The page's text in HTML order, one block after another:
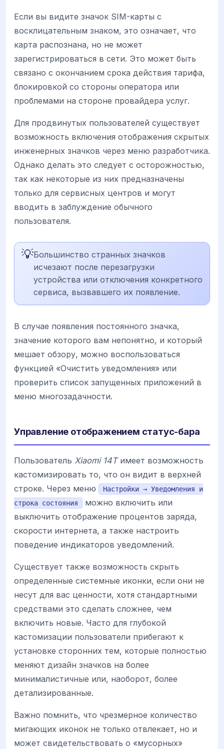
Если вы видите значок SIM-карты с
восклицательным знаком, это означает, что
карта распознана, но не может
зарегистрироваться в сети. Это может быть
связано с окончанием срока действия тарифа,
блокировкой со стороны оператора или
проблемами на стороне провайдера услуг.
Для продвинутых пользователей существует
возможность включения отображения скрытых
инженерных значков через меню разработчика.
Однако делать это следует с осторожностью,
так как некоторые из них предназначены
только для сервисных центров и могут
вводить в заблуждение обычного
пользователя.
💡Большинство странных значков
исчезают после перезагрузки
устройства или отключения конкретного
сервиса, вызвавшего их появление.
В случае появления постоянного значка,
значение которого вам непонятно, и который
мешает обзору, можно воспользоваться
функцией «Очистить уведомления» или
проверить список запущенных приложений в
меню многозадачности.
Управление отображением статус-бара
Пользователь Xiaomi 14Tимеет возможность
кастомизировать то, что он видит в верхней
строке. Через меню
Настройки → Уведомления и
строка состояния
можно включить или
выключить отображение процентов заряда,
скорости интернета, а также настроить
поведение индикаторов уведомлений.
Существует также возможность скрыть
определенные системные иконки, если они не
несут для вас ценности, хотя стандартными
средствами это сделать сложнее, чем
включить новые. Часто для глубокой
кастомизации пользователи прибегают к
установке сторонних тем, которые полностью
меняют дизайн значков на более
минималистичные или, наоборот, более
детализированные.
Важно помнить, что чрезмерное количество
мигающих иконок не только отвлекает, но и
может свидетельствовать о «мусорных»